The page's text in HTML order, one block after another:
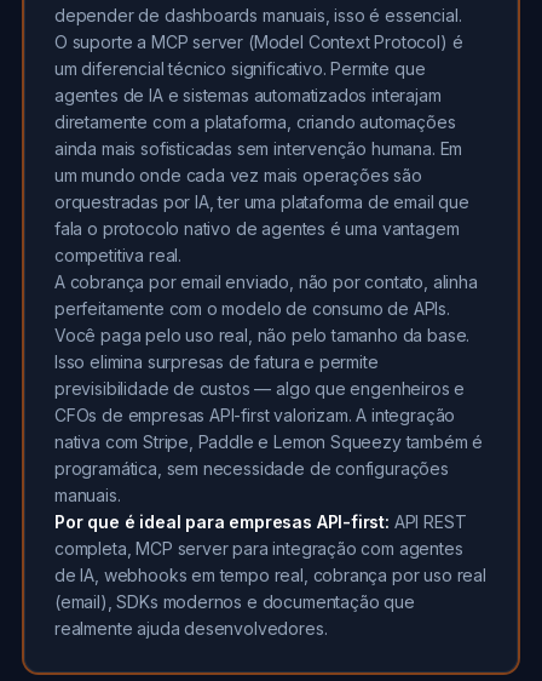
depender de dashboards manuais, isso é essencial.
O suporte a MCP server (Model Context Protocol) é
um diferencial técnico significativo. Permite que
agentes de IA e sistemas automatizados interajam
diretamente com a plataforma, criando automações
ainda mais sofisticadas sem intervenção humana. Em
um mundo onde cada vez mais operações são
orquestradas por IA, ter uma plataforma de email que
fala o protocolo nativo de agentes é uma vantagem
competitiva real.
A cobrança por email enviado, não por contato, alinha
perfeitamente com o modelo de consumo de APIs.
Você paga pelo uso real, não pelo tamanho da base.
Isso elimina surpresas de fatura e permite
previsibilidade de custos — algo que engenheiros e
CFOs de empresas API-first valorizam. A integração
nativa com Stripe, Paddle e Lemon Squeezy também é
programática, sem necessidade de configurações
manuais.
Por que é ideal para empresas API-first: API REST
completa, MCP server para integração com agentes
de IA, webhooks em tempo real, cobrança por uso real
(email), SDKs modernos e documentação que
realmente ajuda desenvolvedores.